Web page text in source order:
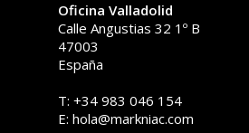
Oficina Valladolid
Calle Angustias 32 1º B
47003
España
T: +34 983 046 154
E:
moc.c
ainkr
am@al
oh